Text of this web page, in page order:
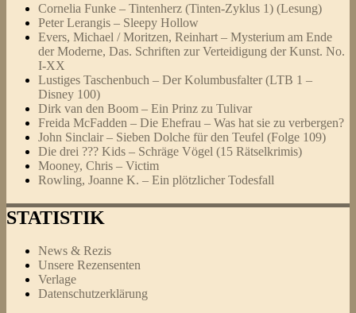
Cornelia Funke – Tintenherz (Tinten-Zyklus 1) (Lesung)
Peter Lerangis – Sleepy Hollow
Evers, Michael / Moritzen, Reinhart – Mysterium am Ende
der Moderne, Das. Schriften zur Verteidigung der Kunst. No.
I-XX
Lustiges Taschenbuch – Der Kolumbusfalter (LTB 1 –
Disney 100)
Dirk van den Boom – Ein Prinz zu Tulivar
Freida McFadden – Die Ehefrau – Was hat sie zu verbergen?
John Sinclair – Sieben Dolche für den Teufel (Folge 109)
Die drei ??? Kids – Schräge Vögel (15 Rätselkrimis)
Mooney, Chris – Victim
Rowling, Joanne K. – Ein plötzlicher Todesfall
STATISTIK
News & Rezis
Unsere Rezensenten
Verlage
Datenschutzerklärung